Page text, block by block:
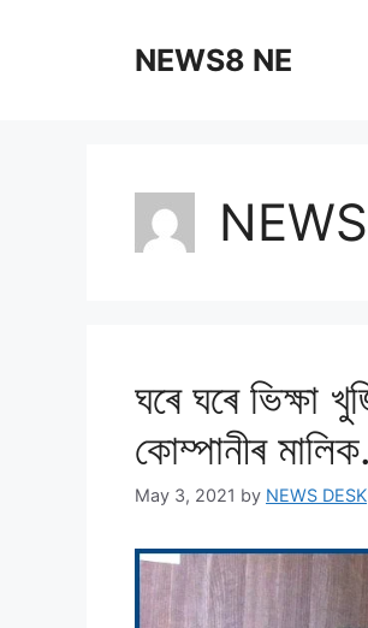
NEWS8 NE
ঘৰে ঘৰে ভিক্ষা
কোম্পানীৰ
May 3, 2021 by NEWS DESK